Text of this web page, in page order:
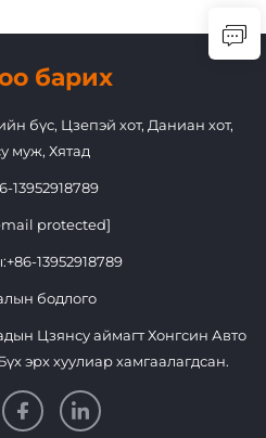
барих
бүс, Цзепэй хот, Даниан хот,
муж, Хятад
13952918789
protected]
+86-13952918789
бодлого
Цзянсу аймагт Хонгсин Авто
эрх хуулиар хамгаалагдсан.